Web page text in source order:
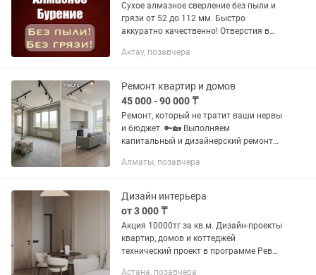
Сухое алмазное сверление без пыли и
грязи от 52 до 112 мм. Быстро
аккуратно качественно! Отверстия в
коммуникации вытяжки бризеры!
Актау, позавчера
Ремонт квартир и домов
45 000 - 90 000 ₸
Ремонт, который не тратит ваши нервы
и бюджет. 🔑🏡 Выполняем
капитальный и дизайнерский ремонт
Берем на себя абсолютно всё: от
финишной...
Алматы, позавчера
Дизайн интерьера
от 3 000 ₸
Акция 10000тг за кв.м. Дизайн-проекты
квартир, домов и коттеджей
технический проект в программе Ревит
Астана, позавчера